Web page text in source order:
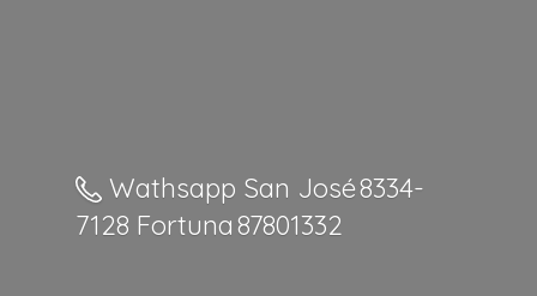
Wathsapp San José 8334-
7128 Fortuna 87801332